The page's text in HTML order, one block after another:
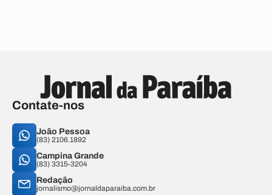
Contate-nos
João Pessoa
(83) 2106.1892
Campina Grande
(83) 3315-3204
Redação
jornalismo@jornaldaparaiba.com.br